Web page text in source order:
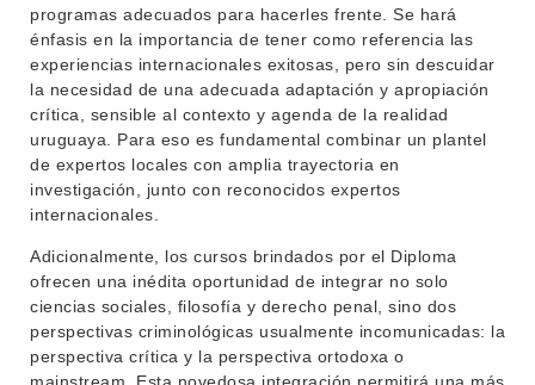
programas adecuados para hacerles frente. Se hará
énfasis en la importancia de tener como referencia las
experiencias internacionales exitosas, pero sin descuidar
la necesidad de una adecuada adaptación y apropiación
crítica, sensible al contexto y agenda de la realidad
uruguaya. Para eso es fundamental combinar un plantel
de expertos locales con amplia trayectoria en
investigación, junto con reconocidos expertos
internacionales.
Adicionalmente, los cursos brindados por el Diploma
ofrecen una inédita oportunidad de integrar no solo
ciencias sociales, filosofía y derecho penal, sino dos
perspectivas criminológicas usualmente incomunicadas: la
perspectiva crítica y la perspectiva ortodoxa o